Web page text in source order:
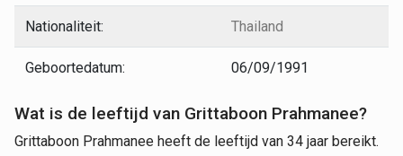
Nationaliteit: Thailand
Geboortedatum: 06/09/1991
Wat is de leeftijd van Grittaboon Prahmanee?
Grittaboon Prahmanee heeft de leeftijd van 34 jaar bereikt.